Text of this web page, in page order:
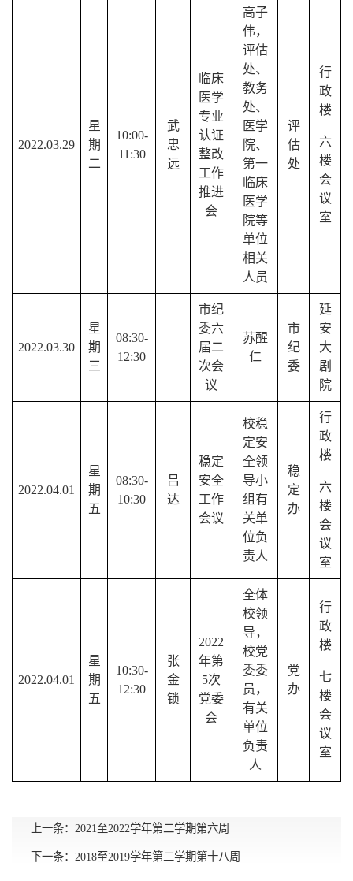
2022.03.29
星
期
二
10:00-
11:30
武
忠
远
临床
医学
专业
认证
整改
工作
推进
会
高子
伟，
评估
处、
教务
处、
医学
院、
第一
临床
医学
院等
单位
相关
人员
评
估
处
行
政
楼
六
楼
会
议
室
2022.03.30
星
期
三
08:30-
12:30
市纪
委六
届二
次会
议
苏醒
仁
市
纪
委
延
安
大
剧
院
2022.04.01
星
期
五
08:30-
10:30
吕
达
稳定
安全
工作
会议
校稳
定安
全领
导小
组有
关单
位负
责人
稳
定
办
行
政
楼
六
楼
会
议
室
2022.04.01
星
期
五
10:30-
12:30
张
金
锁
2022
年第
5次
党委
会
全体
校领
导，
校党
委委
员，
有关
单位
负责
人
党
办
行
政
楼
七
楼
会
议
室
上一条： 2021至2022学年第二学期第六周
下一条： 2018至2019学年第二学期第十八周